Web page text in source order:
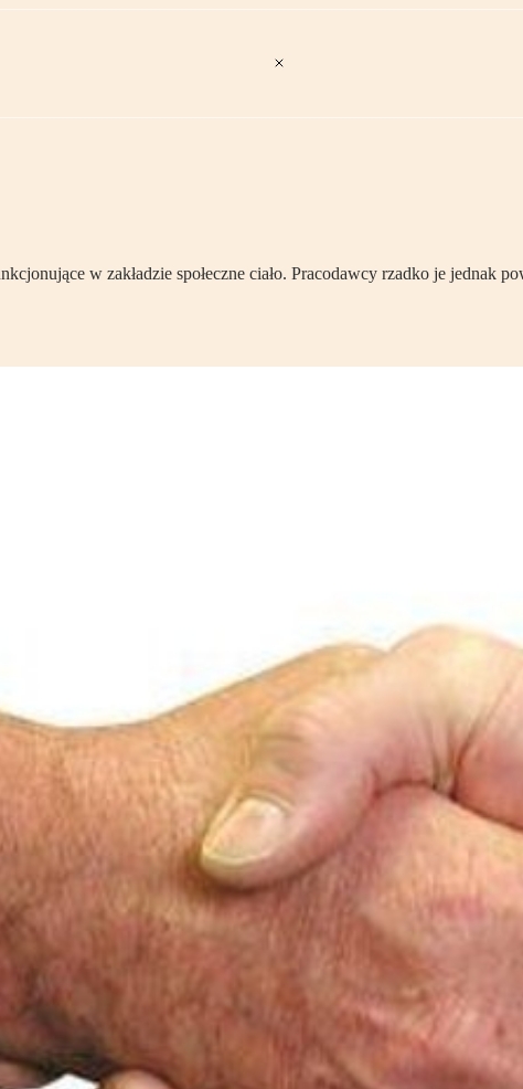
w zakładzie społeczne ciało. Pracodawcy rzadko je jednak